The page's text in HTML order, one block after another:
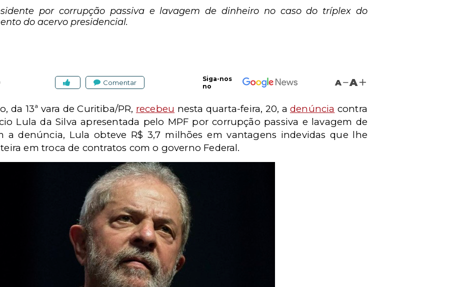
por corrupção passiva e lavagem de dinheiro no caso do tríplex do
do acervo presidencial.
Comentar
Siga-nos
no
A A
da 13ª vara de Curitiba/PR, recebeu nesta quarta-feira, 20, adenúncia contra
Lula da Silva apresentada pelo MPF por corrupção passiva e lavagem de
a denúncia, Lula obteve R$ 3,7 milhões em vantagens indevidas que lhe
em troca de contratos com o governo Federal.